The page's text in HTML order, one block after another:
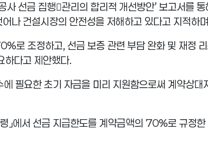
사 선금 집행관리의 합리적 개선방안’ 보고서를 통
나 건설시장의 안전성을 저해하고 있다고 지적하며
로 조정하고, 선금 보증 관련 부담 완화 및 재정
하다고 제안했다.
필요한 초기 자금을 미리 지원함으로써 계약상대
」에서 선금 지급한도를 계약금액의 70%로 규정한